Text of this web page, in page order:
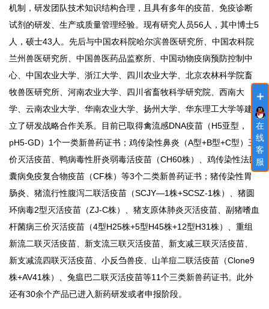
在
线
客
服
机制，研发团队技术知识结构合理，且具有多年的疫苗、免疫诊断
试剂的研发、生产或质量管理经验。现有研究人员56人，其中博士5
人，硕士43人。先后与中国农科院哈尔滨兽医研究所、中国农科院
兰州兽医研究所、中国兽医药品监察所、中国动物疫病预防控制中
心、中国农业大学、浙江大学、四川农业大学、北京农林科学院畜
牧兽医研究所、河南农业大学、四川省畜牧科学研究院、西南大
学、云南农业大学、华南农业大学、扬州大学、华东理工大学等建
立了研发战略合作关系。目前已取得禽流感DNA疫苗（H5亚型，
pH5-GD）1个一类新兽药证书；鸡传染性鼻炎（A型+B型+C型）三
价灭活疫苗、鸭病毒性肝炎弱毒活疫苗（CH60株）、鸡传染性法氏
囊病免疫复合物疫苗（CF株）等3个二类新兽药证书；猪传染性胃
肠炎、猪流行性腹泻二联活疫苗（SCJY—1株+SCSZ-1株）、猪圆
环病毒2型灭活疫苗（ZJ-C株）、猪支原体肺炎灭活疫苗、副猪嗜血
杆菌病三价灭活疫苗（4型H25株+5型H45株+12型H31株）、重组
新流二联灭活疫苗、新支流三联灭活疫苗、新支减三联灭活疫苗、
新支减流四联灭活疫苗、小反刍兽疫、山羊痘二联活疫苗（Clone9
株+AV41株）、兔瘟巴二联灭活疫苗等11个三类新兽药证书。此外
还有30余个产品已进入新药研发或者申报阶段。